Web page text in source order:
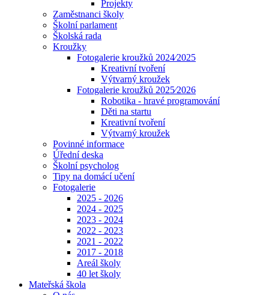
Projekty
Zaměstnanci školy
Školní parlament
Školská rada
Kroužky
Fotogalerie kroužků 2024⁄2025
Kreativní tvoření
Výtvarný kroužek
Fotogalerie kroužků 2025⁄2026
Robotika - hravé programování
Děti na startu
Kreativní tvoření
Výtvarný kroužek
Povinné informace
Úřední deska
Školní psycholog
Tipy na domácí učení
Fotogalerie
2025 - 2026
2024 - 2025
2023 - 2024
2022 - 2023
2021 - 2022
2017 - 2018
Areál školy
40 let školy
Mateřská škola